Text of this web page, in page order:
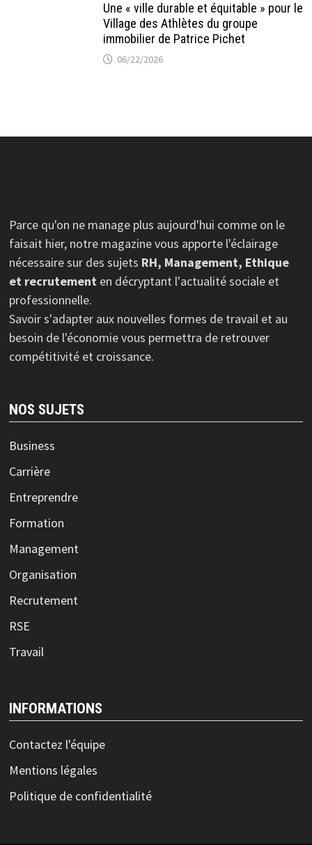
Une « ville durable et équitable » pour le
Village des Athlètes du groupe
immobilier de Patrice Pichet
06/22/2026
Parce qu'on ne manage plus aujourd'hui comme on le
faisait hier, notre magazine vous apporte l'éclairage
nécessaire sur des sujets RH, Management, Ethique
et recrutementen décryptant l'actualité sociale et
professionnelle.
Savoir s'adapter aux nouvelles formes de travail et au
besoin de l'économie vous permettra de retrouver
compétitivité et croissance.
NOS SUJETS
Business
Carrière
Entreprendre
Formation
Management
Organisation
Recrutement
RSE
Travail
INFORMATIONS
Contactez l'équipe
Mentions légales
Politique de confidentialité